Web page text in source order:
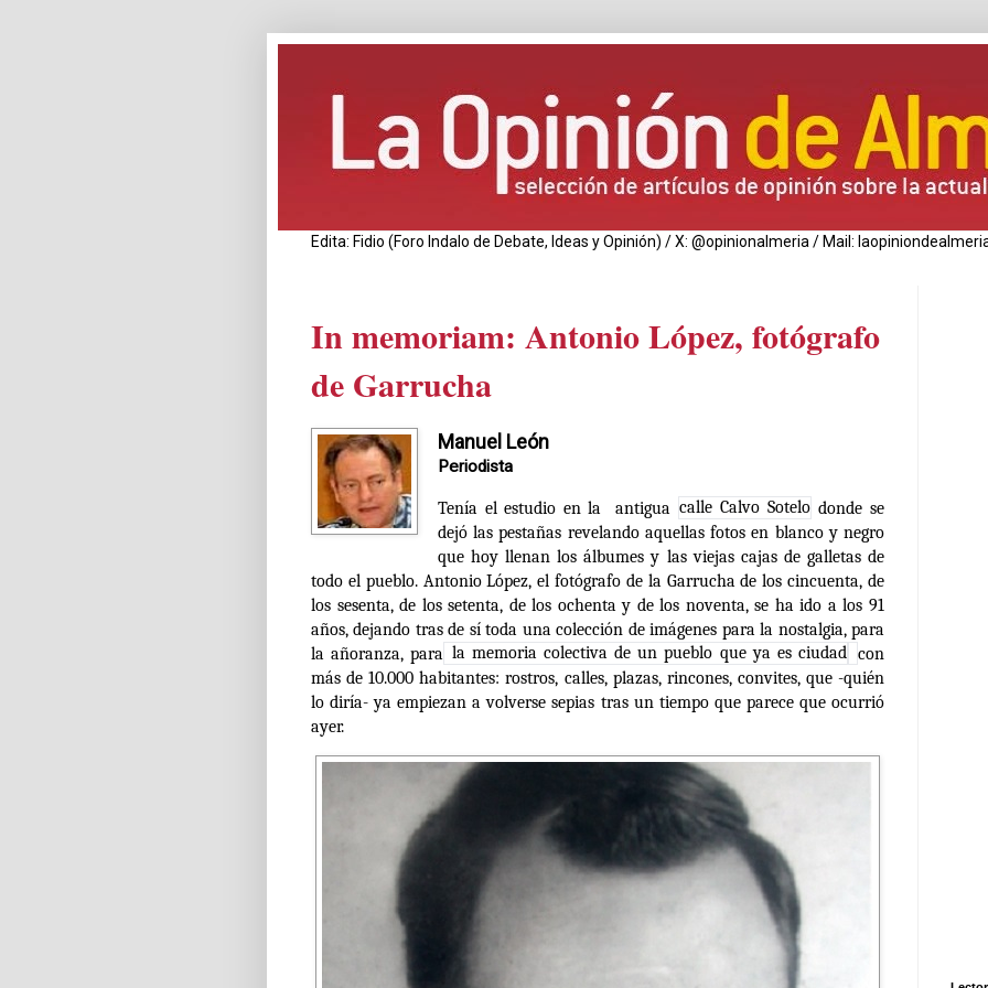
Edita: Fidio (Foro Indalo de Debate, Ideas y Opinión) / X: @opinionalmeria / Mail:
In memoriam: Antonio López, fotógrafo
de Garrucha
Manuel León
Periodista
Tenía el estudio en la antigua calle Calvo Sotelo donde se
dejó las pestañas revelando aquellas fotos en blanco y negro
que hoy llenan los álbumes y las viejas cajas de galletas de
todo el pueblo. Antonio López, el fotógrafo de la Garrucha de los cincuenta, de
los sesenta, de los setenta, de los ochenta y de los noventa, se ha ido a los 91
años, dejando tras de sí toda una colección de imágenes para la nostalgia, para
la añoranza, para la memoria colectiva de un pueblo que ya es ciudad con
más de 10.000 habitantes: rostros, calles, plazas, rincones, convites, que -quién
lo diría- ya empiezan a volverse sepias tras un tiempo que parece que ocurrió
ayer.